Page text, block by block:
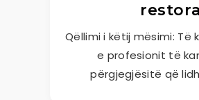
Qëllimi i këtij mësimi: Të
e profesionit të
përgjegjësitë që